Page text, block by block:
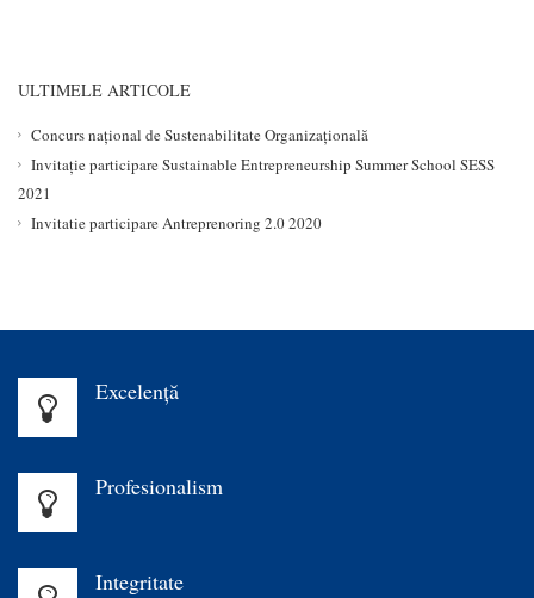
ULTIMELE ARTICOLE
Concurs național de Sustenabilitate Organizațională
Invitație participare Sustainable Entrepreneurship Summer School SESS
2021
Invitatie participare Antreprenoring 2.0 2020
Excelenţă
Profesionalism
Integritate